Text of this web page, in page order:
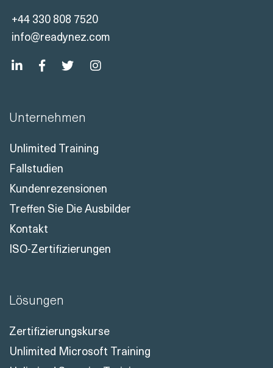
+44 330 808 7520
info@readynez.com
Unternehmen
Unlimited Training
Fallstudien
Kundenrezensionen
Treffen Sie Die Ausbilder
Kontakt
ISO-Zertifizierungen
Lösungen
Zertifizierungskurse
Unlimited Microsoft Training